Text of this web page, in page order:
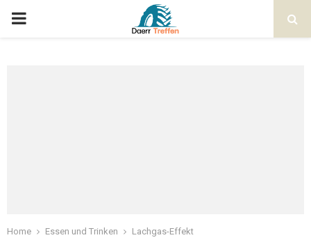
Home Essen und Trinken Lachgas-Effekt